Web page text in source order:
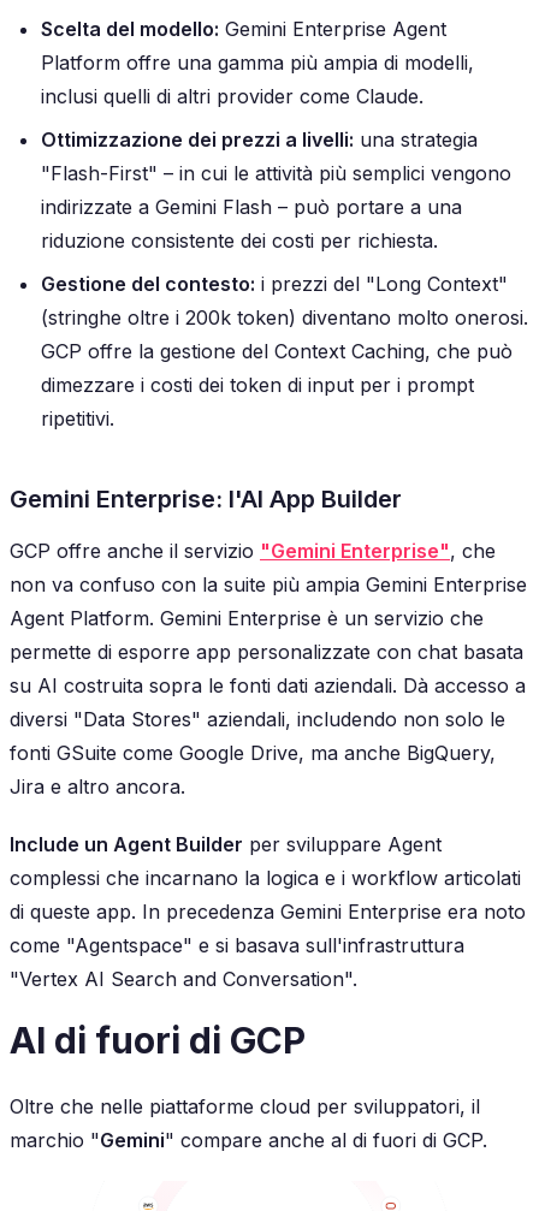
Scelta del modello: Gemini Enterprise Agent
Platform offre una gamma più ampia di modelli,
inclusi quelli di altri provider come Claude.
Ottimizzazione dei prezzi a livelli: una strategia
"Flash-First" – in cui le attività più semplici vengono
indirizzate a Gemini Flash – può portare a una
riduzione consistente dei costi per richiesta.
Gestione del contesto: i prezzi del "Long Context"
(stringhe oltre i 200k token) diventano molto onerosi.
GCP offre la gestione del Context Caching, che può
dimezzare i costi dei token di input per i prompt
ripetitivi.
Gemini Enterprise: l'AI App Builder
GCP offre anche il servizio "Gemini Enterprise", che
non va confuso con la suite più ampia Gemini Enterprise
Agent Platform. Gemini Enterprise è un servizio che
permette di esporre app personalizzate con chat basata
su AI costruita sopra le fonti dati aziendali. Dà accesso a
diversi "Data Stores" aziendali, includendo non solo le
fonti GSuite come Google Drive, ma anche BigQuery,
Jira e altro ancora.
Include un Agent Builder per sviluppare Agent
complessi che incarnano la logica e i workflow articolati
di queste app. In precedenza Gemini Enterprise era noto
come "Agentspace" e si basava sull'infrastruttura
"Vertex AI Search and Conversation".
Al di fuori di GCP
Oltre che nelle piattaforme cloud per sviluppatori, il
marchio "Gemini" compare anche al di fuori di GCP.